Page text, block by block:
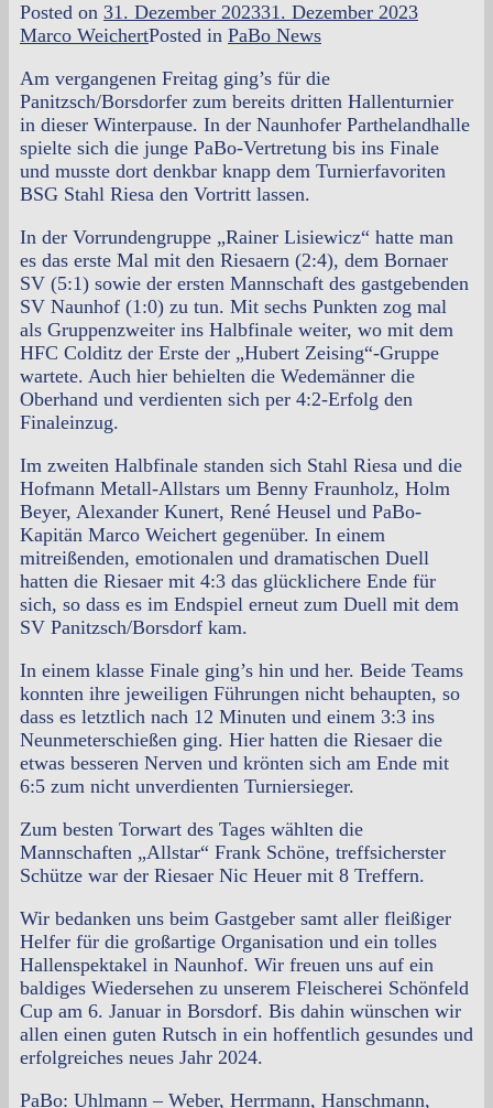
Posted on 31. Dezember 202331. Dezember 2023
Marco WeichertPosted in PaBo News
Am vergangenen Freitag ging’s für die
Panitzsch/Borsdorfer zum bereits dritten Hallenturnier
in dieser Winterpause. In der Naunhofer Parthelandhalle
spielte sich die junge PaBo-Vertretung bis ins Finale
und musste dort denkbar knapp dem Turnierfavoriten
BSG Stahl Riesa den Vortritt lassen.
In der Vorrundengruppe „Rainer Lisiewicz“ hatte man
es das erste Mal mit den Riesaern (2:4), dem Bornaer
SV (5:1) sowie der ersten Mannschaft des gastgebenden
SV Naunhof (1:0) zu tun. Mit sechs Punkten zog mal
als Gruppenzweiter ins Halbfinale weiter, wo mit dem
HFC Colditz der Erste der „Hubert Zeising“-Gruppe
wartete. Auch hier behielten die Wedemänner die
Oberhand und verdienten sich per 4:2-Erfolg den
Finaleinzug.
Im zweiten Halbfinale standen sich Stahl Riesa und die
Hofmann Metall-Allstars um Benny Fraunholz, Holm
Beyer, Alexander Kunert, René Heusel und PaBo-
Kapitän Marco Weichert gegenüber. In einem
mitreißenden, emotionalen und dramatischen Duell
hatten die Riesaer mit 4:3 das glücklichere Ende für
sich, so dass es im Endspiel erneut zum Duell mit dem
SV Panitzsch/Borsdorf kam.
In einem klasse Finale ging’s hin und her. Beide Teams
konnten ihre jeweiligen Führungen nicht behaupten, so
dass es letztlich nach 12 Minuten und einem 3:3 ins
Neunmeterschießen ging. Hier hatten die Riesaer die
etwas besseren Nerven und krönten sich am Ende mit
6:5 zum nicht unverdienten Turniersieger.
Zum besten Torwart des Tages wählten die
Mannschaften „Allstar“ Frank Schöne, treffsicherster
Schütze war der Riesaer Nic Heuer mit 8 Treffern.
Wir bedanken uns beim Gastgeber samt aller fleißiger
Helfer für die großartige Organisation und ein tolles
Hallenspektakel in Naunhof. Wir freuen uns auf ein
baldiges Wiedersehen zu unserem Fleischerei Schönfeld
Cup am 6. Januar in Borsdorf. Bis dahin wünschen wir
allen einen guten Rutsch in ein hoffentlich gesundes und
erfolgreiches neues Jahr 2024.
PaBo: Uhlmann – Weber, Herrmann, Hanschmann,